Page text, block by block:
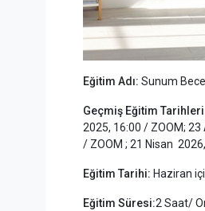
Eğitim Adı: Sunum
Geçmiş Eğitim Tarihleri
2025, 16:00 / ZOOM; 23
/ ZOOM ; 21 Nisan
Eğitim Tarihi: Haziran
Eğitim Süresi:2 Saat/